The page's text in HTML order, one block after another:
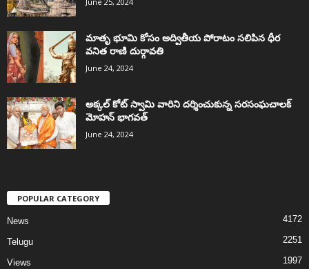
మాతృ భూమి కోసం అద్వితీయ పోరాటం సలిపిన ధీర
వనిత రాణి దుర్గావతి
June 24, 2024
అక్కల్‌ కోట్‌ స్వామి వారిని దర్శించుకున్న సరసంఘచాలక్
మోహన్ భాగవత్
June 24, 2024
POPULAR CATEGORY
News 4172
Telugu 2251
Views 1997